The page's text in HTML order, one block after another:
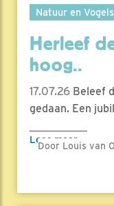
Natuur en Vogels
Herleef
hoog..
17.07.26 Beleef
gedaan. Een
Lees meer
Door Louis van